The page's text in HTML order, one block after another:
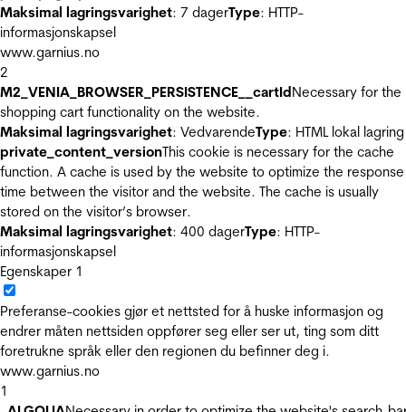
Maksimal lagringsvarighet: 7 dagerType: HTTP-
informasjonskapsel
www.garnius.no
2
M2_VENIA_BROWSER_PERSISTENCE__cartIdNecessary for the
shopping cart functionality on the website.
Maksimal lagringsvarighet: VedvarendeType: HTML lokal lagring
private_content_versionThis cookie is necessary for the cache
function. A cache is used by the website to optimize the response
time between the visitor and the website. The cache is usually
stored on the visitor’s browser.
Maksimal lagringsvarighet: 400 dagerType: HTTP-
informasjonskapsel
Egenskaper 1
Preferanse-cookies gjør et nettsted for å huske informasjon og
endrer måten nettsiden oppfører seg eller ser ut, ting som ditt
foretrukne språk eller den regionen du befinner deg i.
www.garnius.no
1